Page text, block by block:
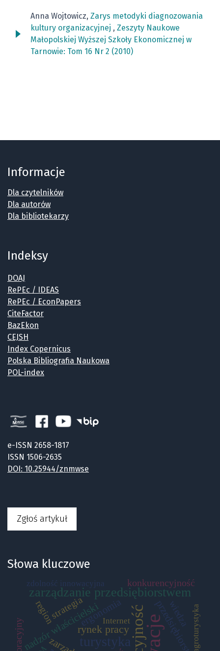
Anna Wojtowicz, Zarys metodyki diagnozowania
kultury organizacyjnej , Zeszyty Naukowe
Małopolskiej Wyższej Szkoły Ekonomicznej w
Tarnowie: Tom 16 Nr 2 (2010)
Informacje
Dla czytelników
Dla autorów
Dla bibliotekarzy
Indeksy
DOAJ
RePEc / IDEAS
RePEc / EconPapers
CiteFactor
BazEkon
CEJSH
Index Copernicus
Polska Bibliografia Naukowa
POL-index
e-ISSN 2658-1817
ISSN 1506-2635
DOI: 10.25944/znmwse
Zgłoś artykuł
Słowa kluczowe
turystyka
zarządzanie przedsiębiorstwem
rynek pracy
ergonomia
nadzór właścicielski przedsiębiorstwo
konkurencyjność
strategia wiedza
region Internet
zdolność innowacyjna
agroturystyka